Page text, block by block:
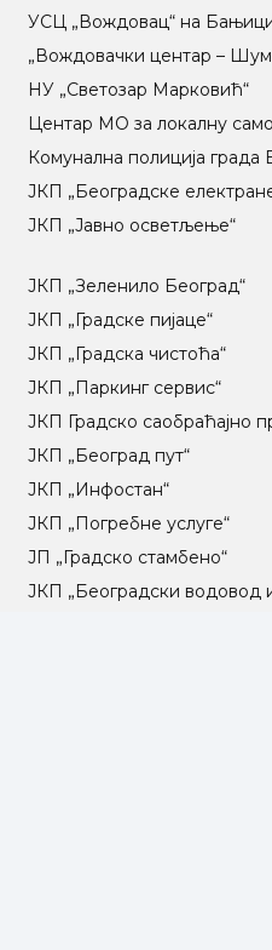
УСЦ „Вождовац“ на
„Вождовачки центар –
НУ „Светозар Марковић“
Центар МO за локалну
Комунална полиција града
ЈКП „Београдске
ЈКП „Јавно осветљење“
ЈКП „Зеленило Београд“
ЈКП „Градске пијаце“
ЈКП „Градска чистоћа“
ЈКП „Паркинг сервис“
ЈКП Градско саобраћајно
ЈКП „Београд пут“
ЈКП „Инфостан“
ЈКП „Погребне услуге“
ЈП „Градско стамбено“
ЈКП „Београдски водовод и